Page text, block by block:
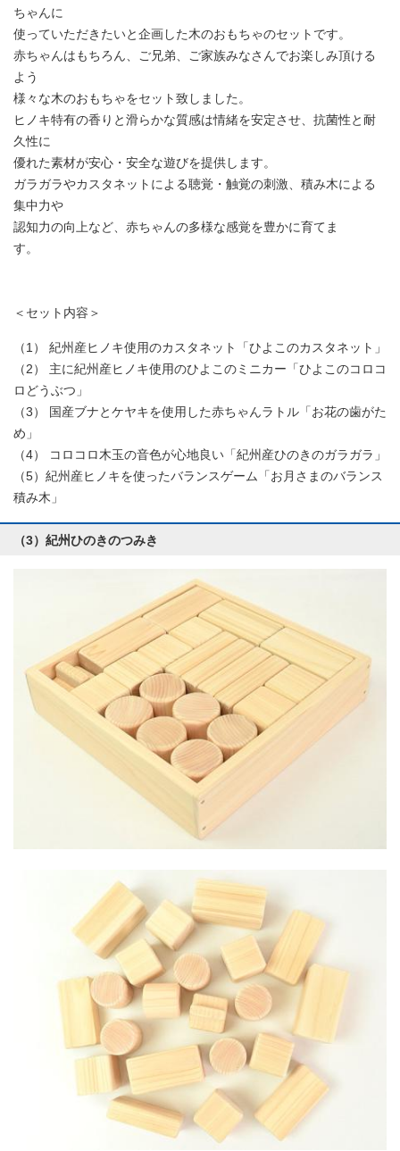
ちゃんに
使っていただきたいと企画した木のおもちゃのセットです。
赤ちゃんはもちろん、ご兄弟、ご家族みなさんでお楽しみ頂ける
よう
様々な木のおもちゃをセット致しました。
ヒノキ特有の香りと滑らかな質感は情緒を安定させ、抗菌性と耐
久性に
優れた素材が安心・安全な遊びを提供します。
ガラガラやカスタネットによる聴覚・触覚の刺激、積み木による
集中力や
認知力の向上など、赤ちゃんの多様な感覚を豊かに育てま
す。
＜セット内容＞
（1） 紀州産ヒノキ使用のカスタネット「ひよこのカスタネット」
（2） 主に紀州産ヒノキ使用のひよこのミニカー「ひよこのコロコ
ロどうぶつ」
（3） 国産ブナとケヤキを使用した赤ちゃんラトル「お花の歯がた
め」
（4） コロコロ木玉の音色が心地良い「紀州産ひのきのガラガラ」
（5）紀州産ヒノキを使ったバランスゲーム「お月さまのバランス
積み木」
（3）紀州ひのきのつみき